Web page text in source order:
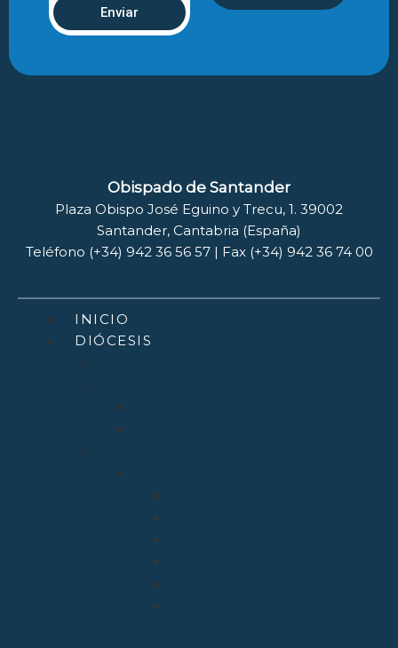
Enviar
Obispado de Santander
Plaza Obispo José Eguino y Trecu, 1. 39002
Santander, Cantabria (España)
Teléfono (+34) 942 36 56 57 | Fax (+34) 942 36 74 00
INICIO
DIÓCESIS